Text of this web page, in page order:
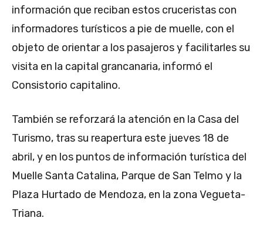
información que reciban estos cruceristas con
informadores turísticos a pie de muelle, con el
objeto de orientar a los pasajeros y facilitarles su
visita en la capital grancanaria, informó el
Consistorio capitalino.
También se reforzará la atención en la Casa del
Turismo, tras su reapertura este jueves 18 de
abril, y en los puntos de información turística del
Muelle Santa Catalina, Parque de San Telmo y la
Plaza Hurtado de Mendoza, en la zona Vegueta-
Triana.